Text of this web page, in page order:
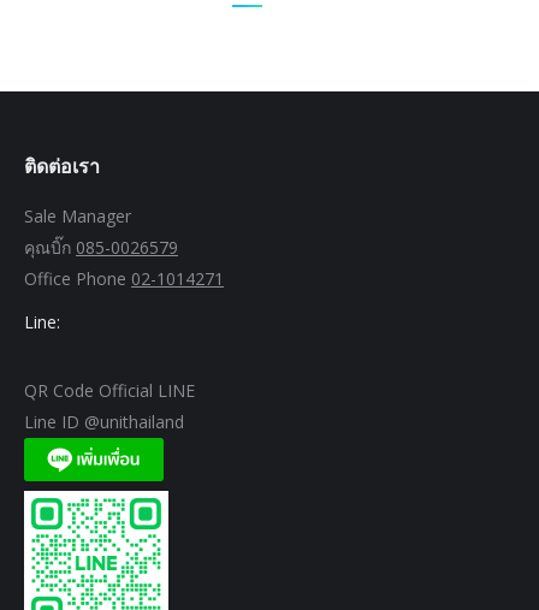
ติดต่อเรา
Sale Manager
คุณบิ๊ก 085-0026579
Office Phone 02-1014271
Line:
QR Code Official LINE
Line ID @unithailand